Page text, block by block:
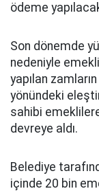
ödeme
Son dönemde
nedeniyle
yapılan zamların
yönündeki
sahibi
devreye aldı.
Belediye
içinde 20 bin